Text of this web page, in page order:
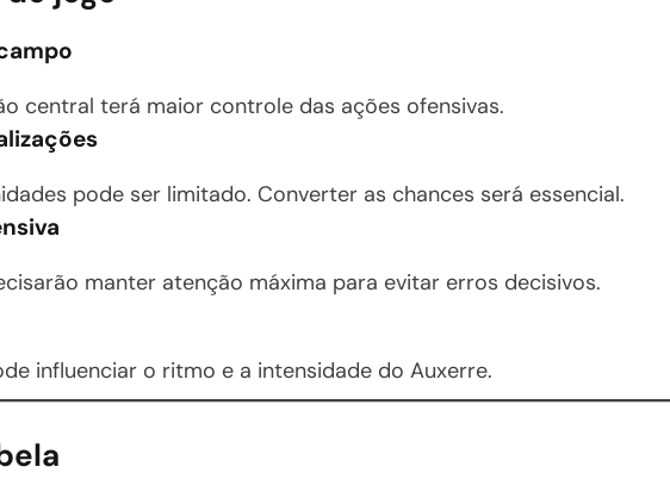
central terá maior controle das ações ofensivas.
pode ser limitado. Converter as chances será essencial.
manter atenção máxima para evitar erros decisivos.
influenciar o ritmo e a intensidade do Auxerre.